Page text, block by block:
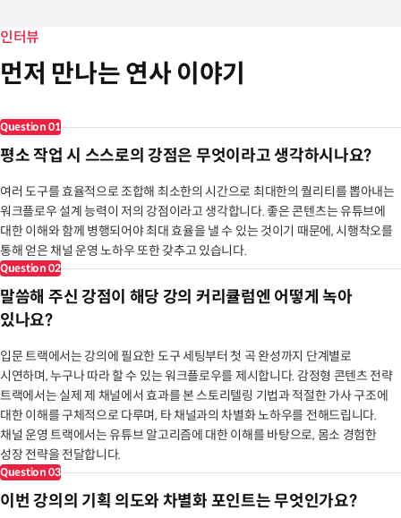
인터뷰
먼저 만나는 연사 이야기
Question 01
평소 작업 시 스스로의 강점은 무엇이라고 생각하시나요?
여러 도구를 효율적으로 조합해 최소한의 시간으로 최대한의 퀄리티를 뽑아내는
워크플로우 설계 능력이 저의 강점이라고 생각합니다. 좋은 콘텐츠는 유튜브에
대한 이해와 함께 병행되어야 최대 효율을 낼 수 있는 것이기 때문에, 시행착오를
통해 얻은 채널 운영 노하우 또한 갖추고 있습니다.
Question 02
말씀해 주신 강점이 해당 강의 커리큘럼엔 어떻게 녹아
있나요?
입문 트랙에서는 강의에 필요한 도구 세팅부터 첫 곡 완성까지 단계별로
시연하며, 누구나 따라 할 수 있는 워크플로우를 제시합니다. 감정형 콘텐츠 전략
트랙에서는 실제 제 채널에서 효과를 본 스토리텔링 기법과 적절한 가사 구조에
대한 이해를 구체적으로 다루며, 타 채널과의 차별화 노하우를 전해드립니다.
채널 운영 트랙에서는 유튜브 알고리즘에 대한 이해를 바탕으로, 몸소 경험한
성장 전략을 전달합니다.
Question 03
이번 강의의 기획 의도와 차별화 포인트는 무엇인가요?